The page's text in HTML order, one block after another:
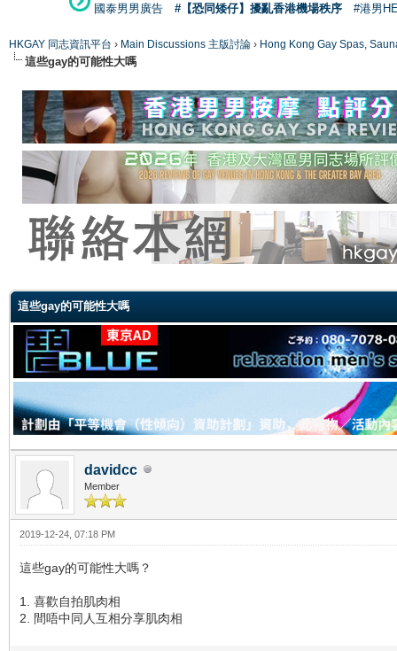
國泰男男廣告
#【恐同矮仔】擾亂香港機場秩序 #港男
HKGAY 同志資訊平台 › Main Discussions 主版討論 › Hong Kong Gay Spas,
這些gay的可能性大嗎
這些gay的可能性大嗎
davidcc
Member
2019-12-24, 07:18 PM
這些gay的可能性大嗎？
1. 喜歡自拍肌肉相
2. 間唔中同人互相分享肌肉相